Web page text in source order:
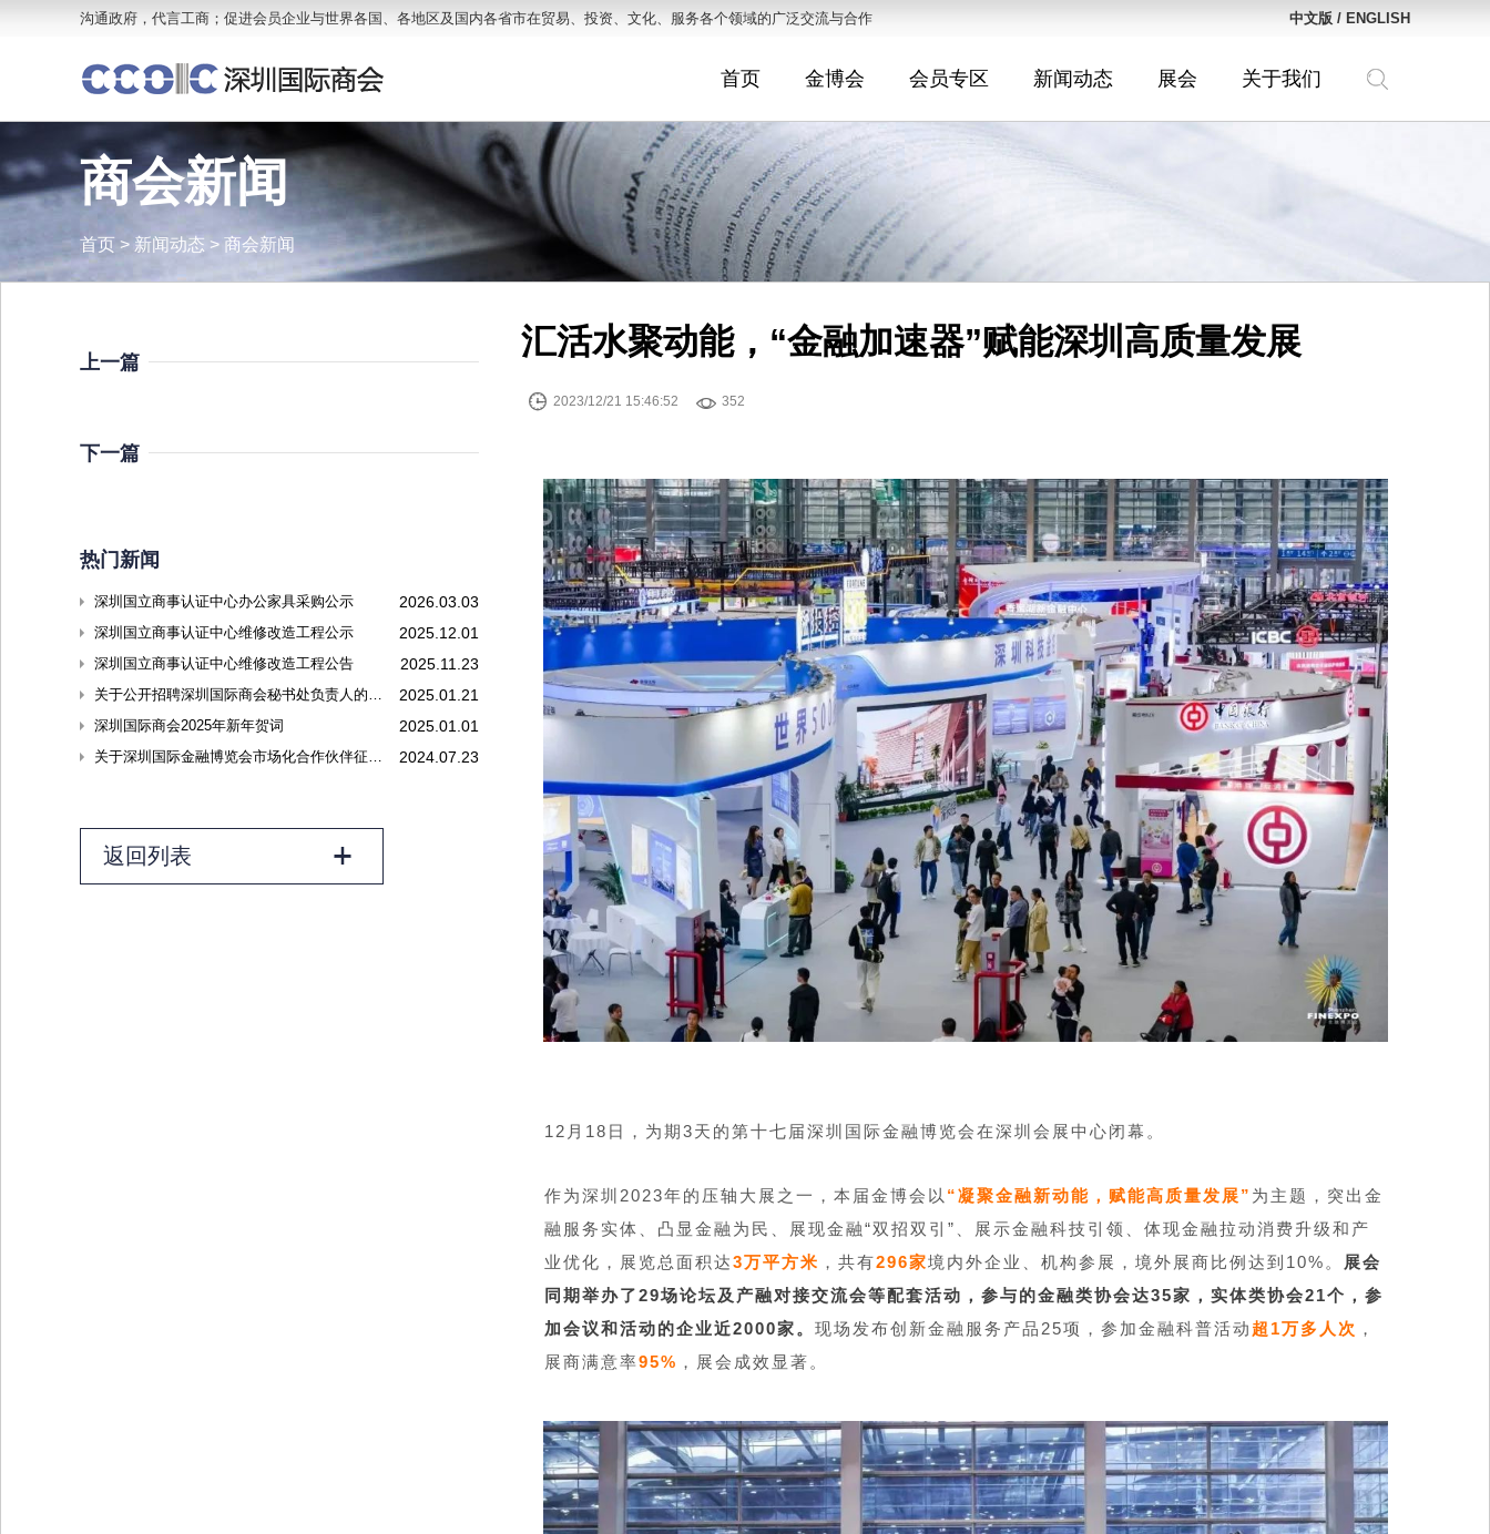
沟通政府，代言工商；促进会员企业与世界各国、各地区及国内各省市在贸易、投资、文化、服务各个领域的广泛交流与合作 中文版 / ENGLISH
首页 金博会 会员专区 新闻动态 展会 关于我们
商会新闻
首页 > 新闻动态 > 商会新闻
汇活水聚动能，“金融加速器”赋能深圳高质量发展
 2023/12/21 15:46:52  352
12月18日，为期3天的第十七届深圳国际金融博览会在深圳会展中心闭幕。
作为深圳2023年的压轴大展之一，本届金博会以 “凝聚金融新动能，赋能高质量发展” 为主题，突出金
融服务实体、凸显金融为民、展现金融“双招双引”、展示金融科技引领、体现金融拉动消费升级和产
业优化，展览总面积达3万平方米 ，共有296家境内外企业、机构参展，境外展商比例达到10%。 展会
同期举办了29场论坛及产融对接交流会等配套活动，参与的金融类协会达35家，实体类协会21个，参
加会议和活动的企业近2000家。现场发布创新金融服务产品25项，参加金融科普活动 超1万多人次 ，
展商满意率95% ，展会成效显著。
上一篇
下一篇
热门新闻
深圳国立商事认证中心办公家具采购公示 2026.03.03
深圳国立商事认证中心维修改造工程公示 2025.12.01
深圳国立商事认证中心维修改造工程公告 2025.11.23
关于公开招聘深圳国际商会秘书处负责人的公告 2025.01.21
深圳国际商会2025年新年贺词 2025.01.01
关于深圳国际金融博览会市场化合作伙伴征集结果的公告 2024.07.23
返回列表 